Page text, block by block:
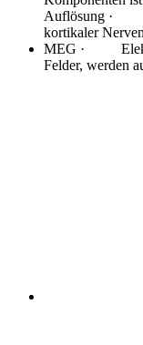
Auflösung ·
kortikaler
MEG ·
Felder, werden